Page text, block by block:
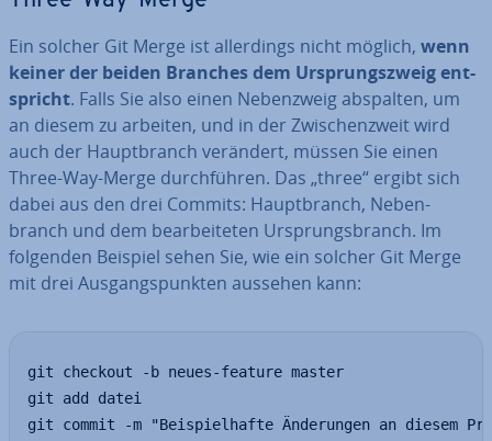
Ein solcher Git Merge ist al­ler­dings nicht möglich, wenn
keiner der beiden Branches dem Ur­sprungs­zweig ent­
spricht. Falls Sie also einen Ne­ben­zweig abspalten, um
an diesem zu arbeiten, und in der Zwi­schen­zweit wird
auch der Haupt­branch verändert, müssen Sie einen
Three-Way-Merge durch­füh­ren. Das „three“ ergibt sich
dabei aus den drei Commits: Haupt­branch, Ne­ben­
branch und dem be­ar­bei­te­ten Ur­sprungs­branch. Im
folgenden Beispiel sehen Sie, wie ein solcher Git Merge
mit drei Aus­gangs­punk­ten aussehen kann:
git checkout -b neues-feature master
git add datei
git commit -m "Beispielhafte Änderungen an diesem